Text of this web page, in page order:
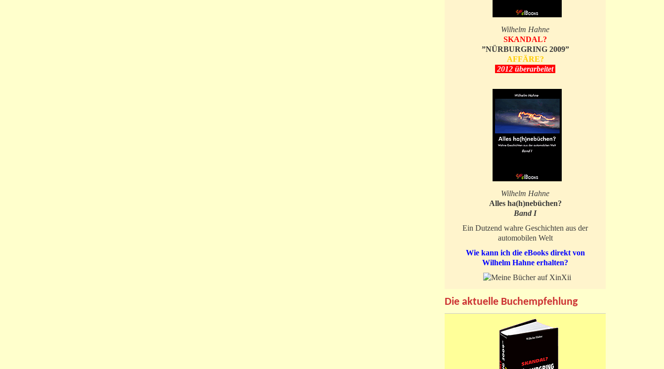
Wilhelm Hahne
SKANDAL?
”NÜRBURGRING 2009”
AFFÄRE?
2012 überarbeitet
Wilhelm Hahne
Alles ha(h)nebüchen?
Band I
Ein Dutzend wahre Geschichten aus der
automobilen Welt
Wie kann ich die eBooks direkt von
Wilhelm Hahne erhalten?
Die aktuelle Buchempfehlung